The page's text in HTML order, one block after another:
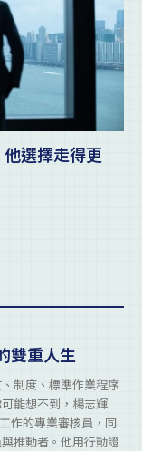
選擇走得更
雙重人生
制度、標準作業程序
能想不到，楊志輝
作的專業審核員，同
推動者。他用行動證